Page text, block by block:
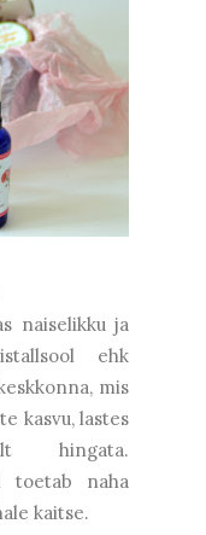
naiselikku ja
ehk
mis
kasvu, lastes
hingata.
toetab naha
kaitse.